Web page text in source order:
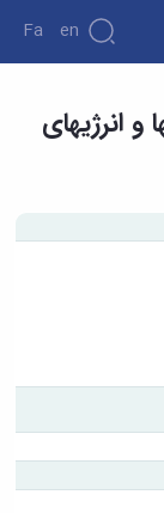
Fa En
انرژیهای